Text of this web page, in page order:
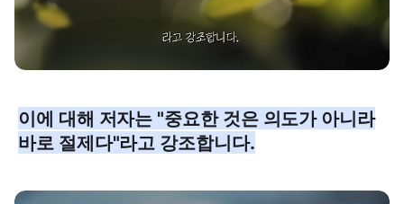
이에 대해 저자는 "중요한 것은 의도가 아니라
바로 절제다"라고 강조합니다.